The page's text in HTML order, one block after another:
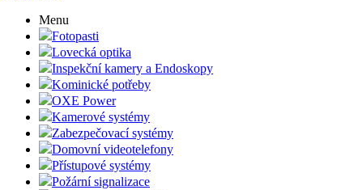
Menu
Fotopasti
Lovecká optika
Inspekční kamery a Endoskopy
Kominické potřeby
OXE Power
Kamerové systémy
Zabezpečovací systémy
Domovní videotelefony
Přístupové systémy
Požární signalizace